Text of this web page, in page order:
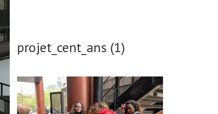
projet_cent_ans (1)